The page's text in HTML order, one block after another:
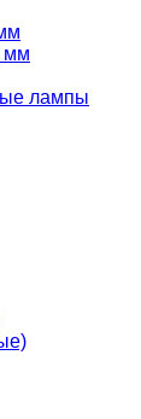
мм
лампы